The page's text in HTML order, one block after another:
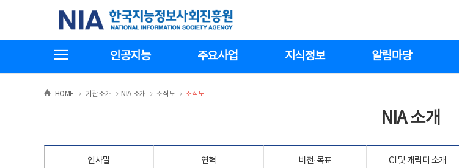
기
한국지능정보사회진흥원
인공지능 주요사업 지식정보 알림마당
HOME >
기관소개 >NIA 소개 >
조직도 >
조직도
NIA 소개
인사말 연혁 비전·목표 CI 및 캐릭터 소개